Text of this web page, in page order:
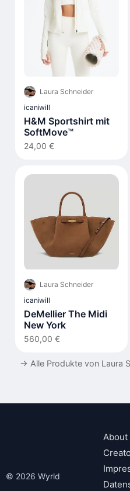
Laura Schneider
icaniwill
H&M Sportshirt mit
SoftMove™
24,00 €
Laura Schneider
icaniwill
DeMellier The Midi
New York
560,00 €
→ Alle Produkte von Laura
© 2026 Wyrld
About